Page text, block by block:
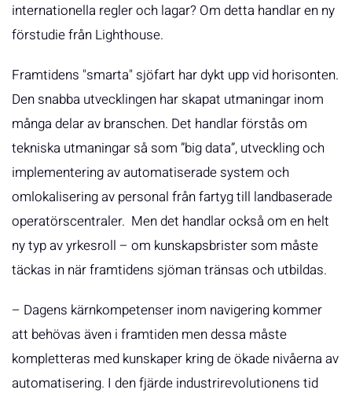
internationella regler och lagar? Om detta handlar en ny
förstudie från Lighthouse.
Framtidens "smarta" sjöfart har dykt upp vid horisonten.
Den snabba utvecklingen har skapat utmaningar inom
många delar av branschen. Det handlar förstås om
tekniska utmaningar så som ”big data”, utveckling och
implementering av automatiserade system och
omlokalisering av personal från fartyg till landbaserade
operatörscentraler. Men det handlar också om en helt
ny typ av yrkesroll – om kunskapsbrister som måste
täckas in när framtidens sjöman tränsas och utbildas.
– Dagens kärnkompetenser inom navigering kommer
att behövas även i framtiden men dessa måste
kompletteras med kunskaper kring de ökade nivåerna av
automatisering. I den fjärde industrirevolutionens tid